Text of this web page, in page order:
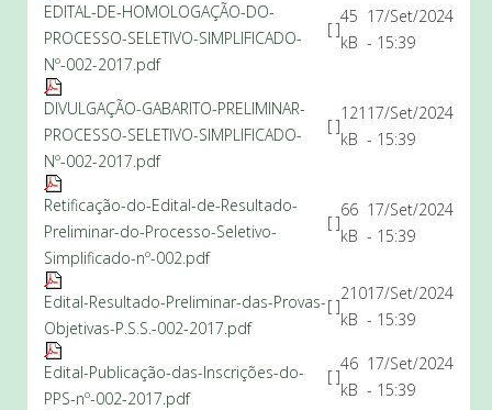
EDITAL-DE-HOMOLOGAÇÃO-DO-
PROCESSO-SELETIVO-SIMPLIFICADO-
Nº-002-2017.pdf
[ ]
45
kB
17/Set/2024
- 15:39
DIVULGAÇÃO-GABARITO-PRELIMINAR-
PROCESSO-SELETIVO-SIMPLIFICADO-
Nº-002-2017.pdf
[ ]
121
kB
17/Set/2024
- 15:39
Retificação-do-Edital-de-Resultado-
Preliminar-do-Processo-Seletivo-
Simplificado-nº-002.pdf
[ ]
66
kB
17/Set/2024
- 15:39
Edital-Resultado-Preliminar-das-Provas-
Objetivas-P.S.S.-002-2017.pdf
[ ]
210
kB
17/Set/2024
- 15:39
Edital-Publicação-das-Inscrições-do-
PPS-nº-002-2017.pdf
[ ]
46
kB
17/Set/2024
- 15:39